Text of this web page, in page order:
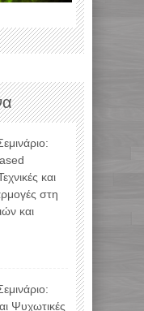
και
στη
και
Ψυχωτικές